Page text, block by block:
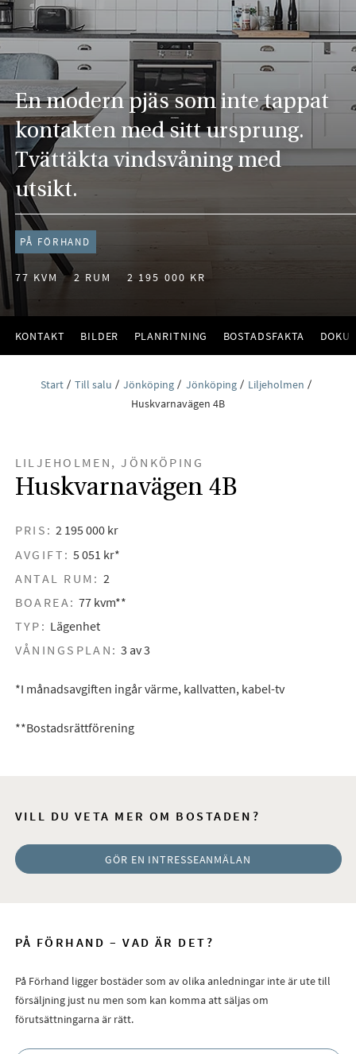
En modern pjäs som inte tappat
kontakten med sitt ursprung.
Tvättäkta vindsvåning med
utsikt.
PÅ FÖRHAND
77 KVM 2 RUM 2 195 000 KR
KONTAKT BILDER PLANRITNING BOSTADSFAKTA
Start Till salu Jönköping Jönköping
Liljeholmen
Huskvarnavägen 4B
LILJEHOLMEN, JÖNKÖPING
Huskvarnavägen 4B
PRIS: 2 195 000 kr
AVGIFT: 5 051 kr*
ANTAL RUM: 2
BOAREA: 77 kvm**
TYP: Lägenhet
VÅNINGSPLAN: 3 av 3
*I månadsavgiften ingår värme, kallvatten, kabel-tv
**Bostadsrättförening
VILL DU VETA MER OM BOSTADEN?
GÖR EN INTRESSEANMÄLAN
PÅ FÖRHAND – VAD ÄR DET?
På Förhand ligger bostäder som av olika anledningar inte är ute till
försäljning just nu men som kan komma att säljas om
förutsättningarna är rätt.